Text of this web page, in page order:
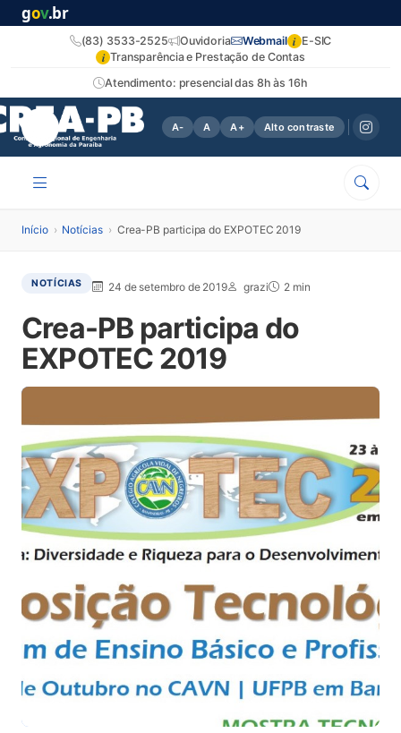
gov.br
Atendimento: presencial das 8h às 16h
(83) 3533-2525 Ouvidoria Webmail i E-SIC
i Transparência e Prestação de Contas
A- A A+ Alto contraste
Início › Notícias › Crea-PB participa do EXPOTEC 2019
NOTÍCIAS 24 de setembro de 2019 grazi 2 min
Crea-PB participa do
EXPOTEC 2019